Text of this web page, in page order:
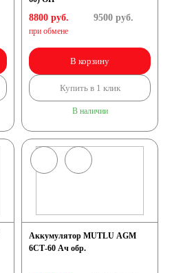
8800 руб.
при обмене
9500руб.
В корзину
Купить в 1 клик
В наличии
Аккумулятор MUTLU AGM
6СТ-60 Ач обр.